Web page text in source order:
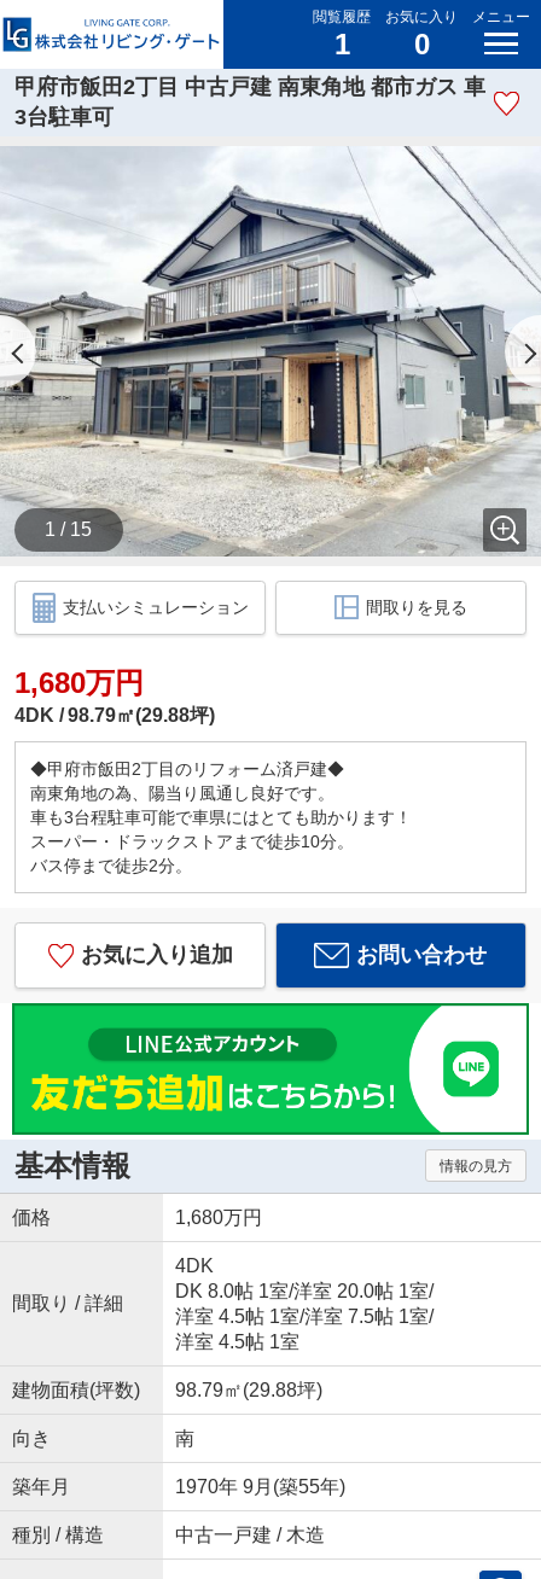
閲覧履歴
1
お気に入り
0
メニュー
甲府市飯田2丁目 中古戸建 南東角地 都市ガス 車
3台駐車可
1 / 15
支払いシミュレーション 間取りを見る
1,680万円
4DK 98.79㎡(29.88坪)
◆甲府市飯田2丁目のリフォーム済戸建◆
南東角地の為、陽当り風通し良好です。
車も3台程駐車可能で車県にはとても助かります！
スーパー・ドラックストアまで徒歩10分。
バス停まで徒歩2分。
お気に入り追加 お問い合わせ
基本情報 情報の見方
価格 1,680万円
間取り / 詳細
4DK
DK 8.0帖 1室/洋室 20.0帖 1室/
洋室 4.5帖 1室/洋室 7.5帖 1室/
洋室 4.5帖 1室
建物面積(坪数) 98.79㎡(29.88坪)
向き 南
築年月 1970年 9月(築55年)
種別 / 構造 中古一戸建 / 木造